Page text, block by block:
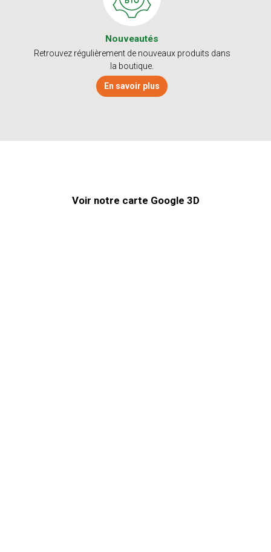
Nouveautés
Retrouvez régulièrement de nouveaux produits dans
la boutique.
En savoir plus
Voir notre carte Google 3D